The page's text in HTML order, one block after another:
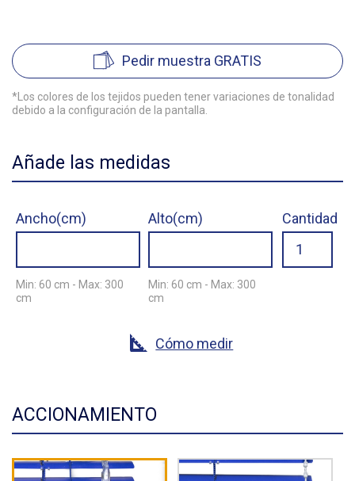
Pedir muestra GRATIS
*Los colores de los tejidos pueden tener variaciones de tonalidad
debido a la configuración de la pantalla.
Añade las medidas
Ancho(cm)
Min: 60 cm - Max: 300
cm
Alto(cm)
Min: 60 cm - Max: 300
cm
Cantidad
Cómo medir
ACCIONAMIENTO